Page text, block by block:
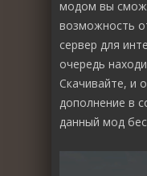
модом вы
возможность
сервер для
очередь
Скачивайте, и
дополнение в
данный мод